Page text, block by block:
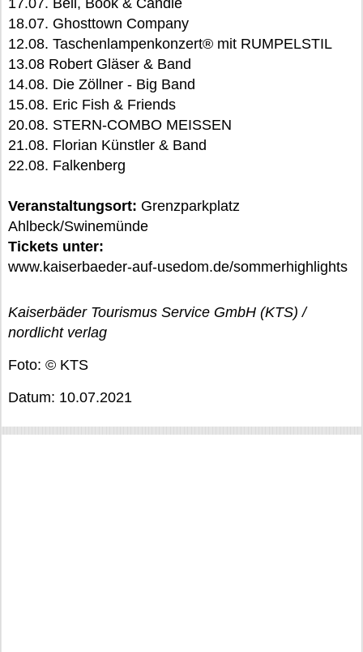
17.07. Bell, Book & Candle
18.07. Ghosttown Company
12.08. Taschenlampenkonzert® mit RUMPELSTIL
13.08 Robert Gläser & Band
14.08. Die Zöllner - Big Band
15.08. Eric Fish & Friends
20.08. STERN-COMBO MEISSEN
21.08. Florian Künstler & Band
22.08. Falkenberg
Veranstaltungsort: Grenzparkplatz
Ahlbeck/Swinemünde
Tickets unter:
www.kaiserbaeder-auf-usedom.de/sommerhighlights
Kaiserbäder Tourismus Service GmbH (KTS) /
nordlicht verlag
Foto: © KTS
Datum: 10.07.2021